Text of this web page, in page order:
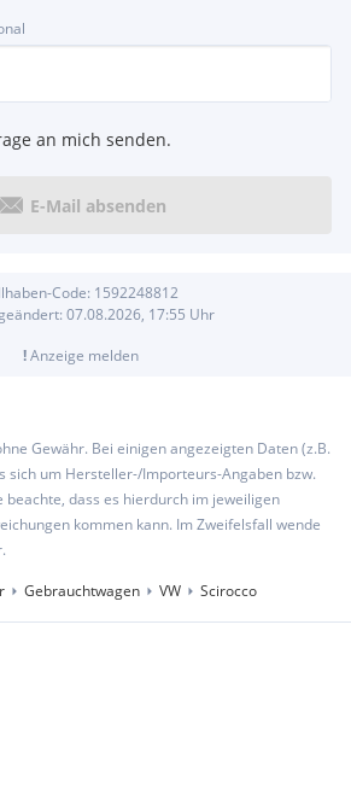
an mich senden.
E-Mail absenden
Code: 1592248812
07.08.2026, 17:55 Uhr
!Anzeige melden
Gewähr. Bei einigen angezeigten Daten (z.B.
sich um Hersteller-/Importeurs-Angaben bzw.
beachte, dass es hierdurch im jeweiligen
kommen kann. Im Zweifelsfall wende
Gebrauchtwagen VW Scirocco